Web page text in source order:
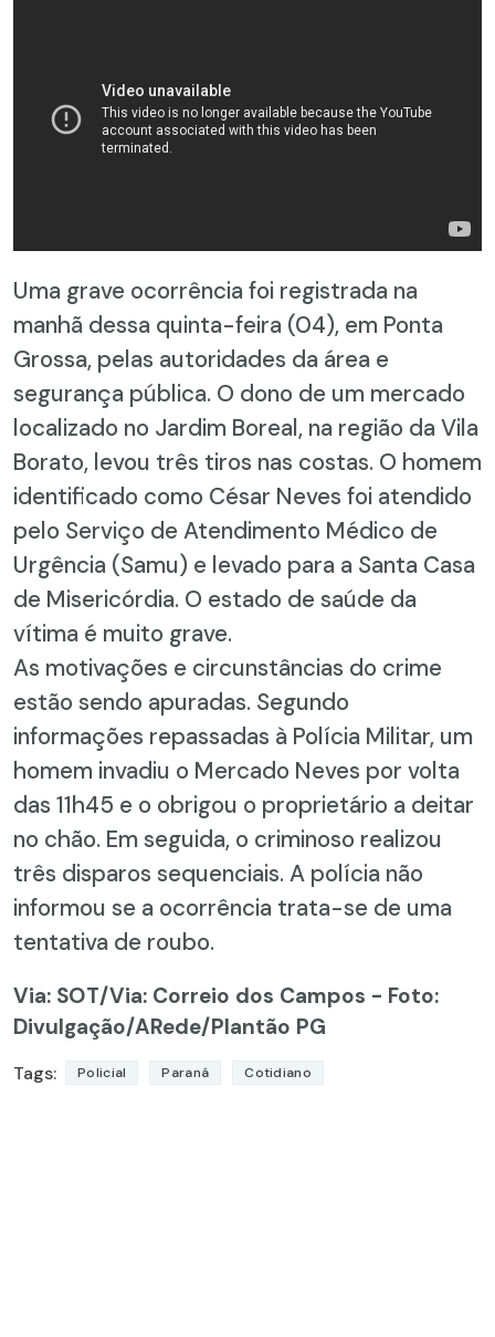
Uma grave ocorrência foi registrada na
manhã dessa quinta-feira (04), em Ponta
Grossa, pelas autoridades da área e
segurança pública. O dono de um mercado
localizado no Jardim Boreal, na região da Vila
Borato, levou três tiros nas costas. O homem
identificado como César Neves foi atendido
pelo Serviço de Atendimento Médico de
Urgência (Samu) e levado para a Santa Casa
de Misericórdia. O estado de saúde da
vítima é muito grave.
As motivações e circunstâncias do crime
estão sendo apuradas. Segundo
informações repassadas à Polícia Militar, um
homem invadiu o Mercado Neves por volta
das 11h45 e o obrigou o proprietário a deitar
no chão. Em seguida, o criminoso realizou
três disparos sequenciais. A polícia não
informou se a ocorrência trata-se de uma
tentativa de roubo.
Via: SOT/Via: Correio dos Campos - Foto:
Divulgação/ARede/Plantão PG
Tags: Policial Paraná Cotidiano